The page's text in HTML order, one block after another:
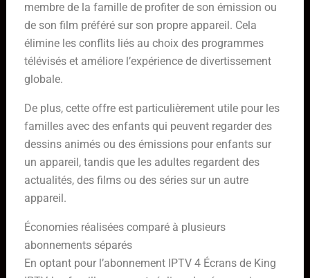
membre de la famille de profiter de son émission ou
de son film préféré sur son propre appareil. Cela
élimine les conflits liés au choix des programmes
télévisés et améliore l’expérience de divertissement
globale.
De plus, cette offre est particulièrement utile pour les
familles avec des enfants qui peuvent regarder des
dessins animés ou des émissions pour enfants sur
un appareil, tandis que les adultes regardent des
actualités, des films ou des séries sur un autre
appareil.
Économies réalisées comparé à plusieurs
abonnements séparés
En optant pour l’abonnement IPTV 4 Écrans de King